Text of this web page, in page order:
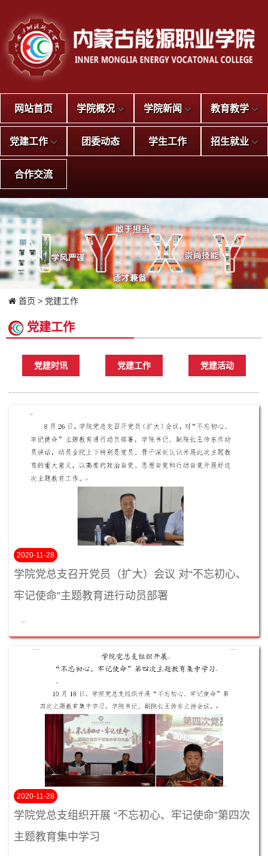
网站首页 学院概况 学院新闻 教育教学
党建工作 团委动态 学生工作 招生就业
合作交流
首页 > 党建工作
党建工作
党建时讯 党建工作 党建活动
2020-11-28
学院党总支召开党员（扩大）会议 对“不忘初心、
牢记使命”主题教育进行动员部署
...
2020-11-28
学院党总支组织开展 “不忘初心、牢记使命”第四次
主题教育集中学习